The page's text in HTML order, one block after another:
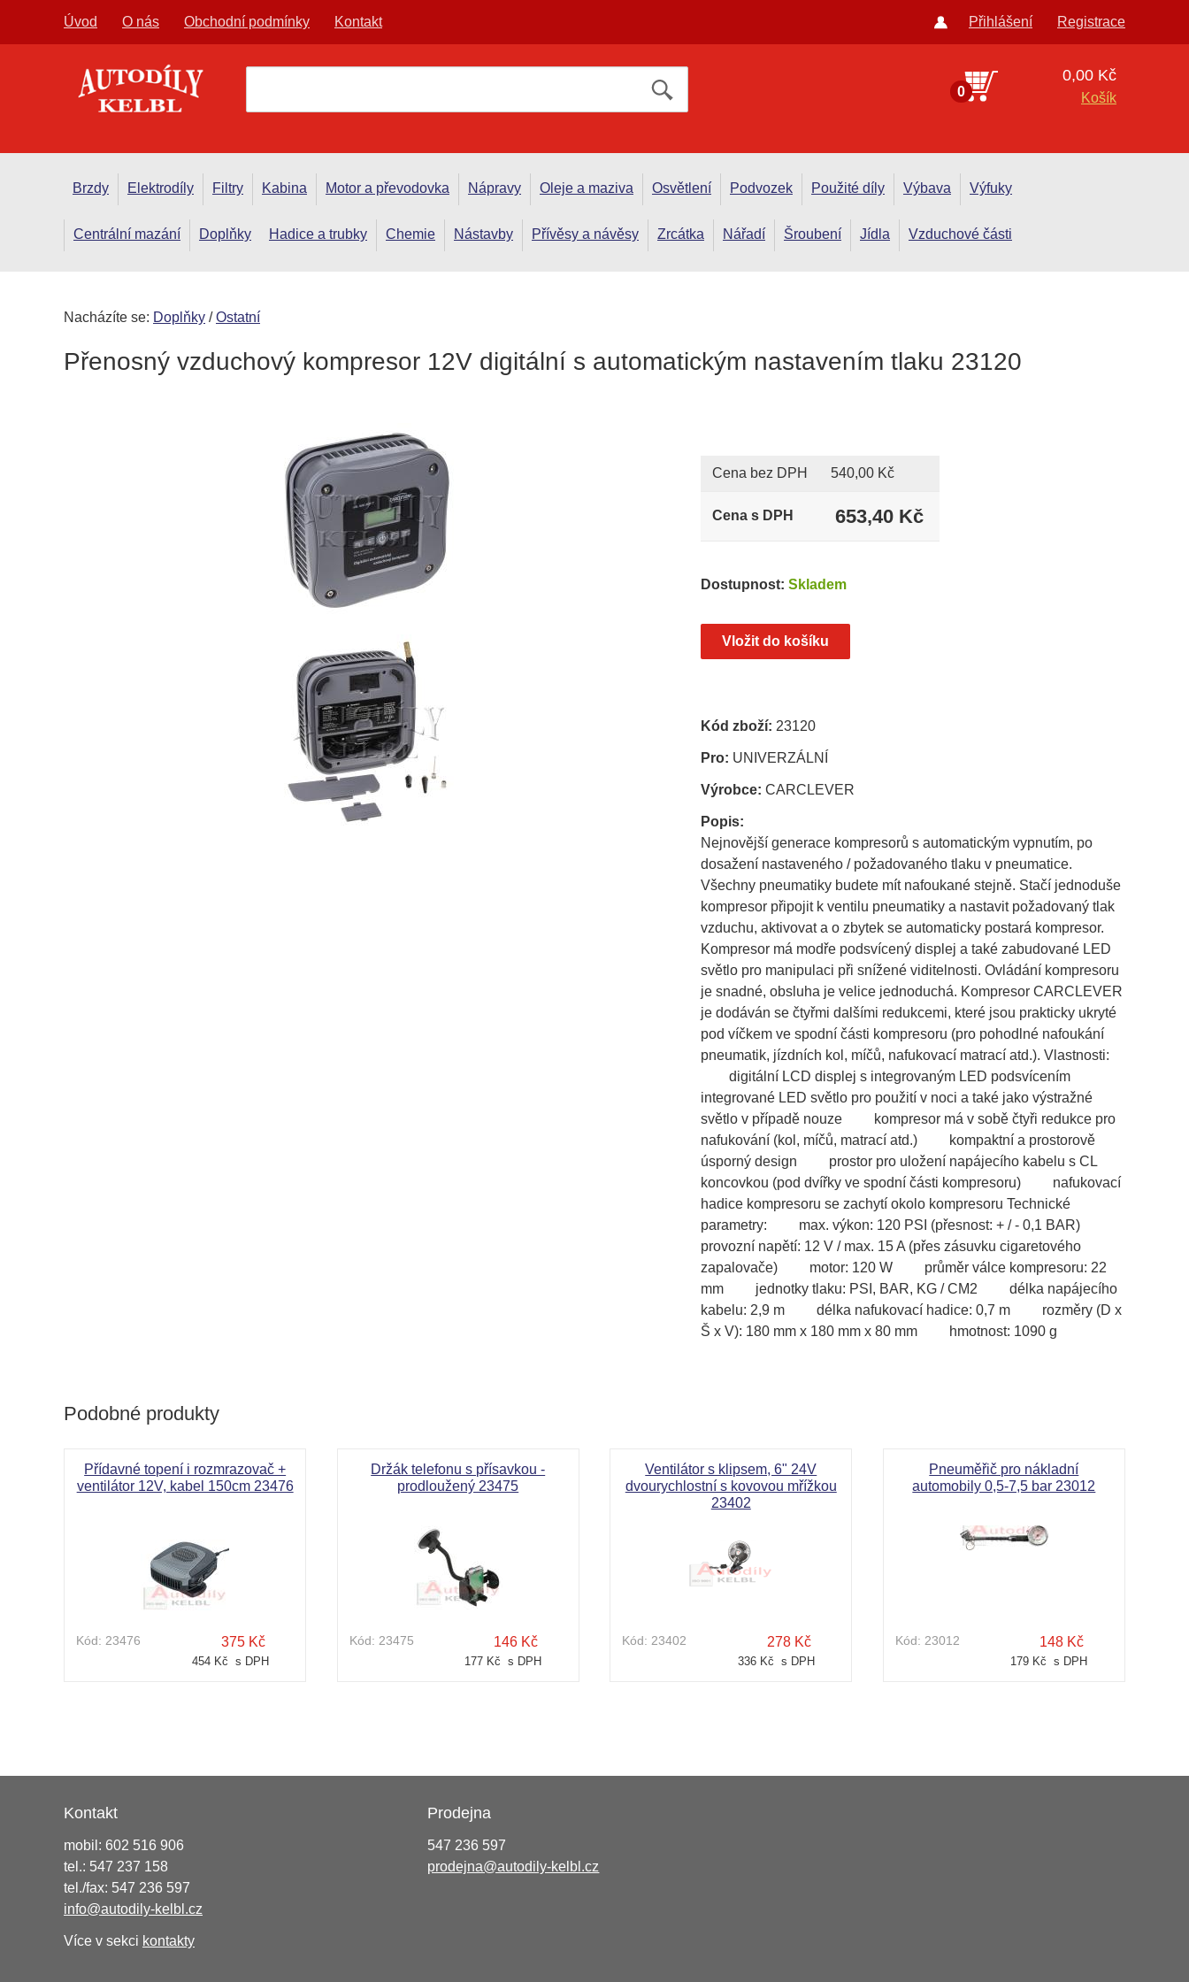
Úvod O nás Obchodní podmínky Kontakt Přihlášení Registrace
0
0,00 Kč
Košík
Brzdy Elektrodíly Filtry Kabina Motor a převodovka Nápravy Oleje a maziva Osvětlení Podvozek Použité díly Výbava Výfuky
Centrální mazání Doplňky Hadice a trubky Chemie Nástavby Přívěsy a návěsy Zrcátka Nářadí Šroubení Jídla Vzduchové části
Nacházíte se: Doplňky /Ostatní
Přenosný vzduchový kompresor 12V digitální s automatickým nastavením tlaku 23120
Cena bez DPH 540,00 Kč
Cena s DPH 653,40 Kč
Dostupnost: Skladem
Kód zboží: 23120
Pro: UNIVERZÁLNÍ
Výrobce: CARCLEVER
Popis:
Nejnovější generace kompresorů s automatickým vypnutím, po
dosažení nastaveného / požadovaného tlaku v pneumatice.
Všechny pneumatiky budete mít nafoukané stejně. Stačí jednoduše
kompresor připojit k ventilu pneumatiky a nastavit požadovaný tlak
vzduchu, aktivovat a o zbytek se automaticky postará kompresor.
Kompresor má modře podsvícený displej a také zabudované LED
světlo pro manipulaci při snížené viditelnosti. Ovládání kompresoru
je snadné, obsluha je velice jednoduchá. Kompresor CARCLEVER
je dodáván se čtyřmi dalšími redukcemi, které jsou prakticky ukryté
pod víčkem ve spodní části kompresoru (pro pohodlné nafoukání
pneumatik, jízdních kol, míčů, nafukovací matrací atd.). Vlastnosti:
digitální LCD displej s integrovaným LED podsvícením
integrované LED světlo pro použití v noci a také jako výstražné
světlo v případě nouze kompresor má v sobě čtyři redukce pro
nafukování (kol, míčů, matrací atd.) kompaktní a prostorově
úsporný design prostor pro uložení napájecího kabelu s CL
koncovkou (pod dvířky ve spodní části kompresoru) nafukovací
hadice kompresoru se zachytí okolo kompresoru Technické
parametry: max. výkon: 120 PSI (přesnost: + / - 0,1 BAR)
provozní napětí: 12 V / max. 15 A (přes zásuvku cigaretového
zapalovače) motor: 120 W průměr válce kompresoru: 22
mm jednotky tlaku: PSI, BAR, KG / CM2 délka napájecího
kabelu: 2,9 m délka nafukovací hadice: 0,7 m rozměry (D x
Š x V): 180 mm x 180 mm x 80 mm hmotnost: 1090 g
Podobné produkty
Přídavné topení i rozmrazovač +
ventilátor 12V, kabel 150cm 23476
Kód: 23476 375 Kč
454 Kč s DPH
Držák telefonu s přísavkou -
prodloužený 23475
Kód: 23475 146 Kč
177 Kč s DPH
Ventilátor s klipsem, 6" 24V
dvourychlostní s kovovou mřížkou
23402
Kód:23402 278 Kč
336 Kč s DPH
Pneuměřič pro nákladní
automobily 0,5-7,5 bar 23012
Kód: 23012 148 Kč
179 Kč s DPH
Kontakt
mobil: 602 516 906
tel.: 547 237 158
tel./fax: 547 236 597
info@autodily-kelbl.cz
Více v sekci kontakty
Prodejna
547 236 597
prodejna@autodily-kelbl.cz